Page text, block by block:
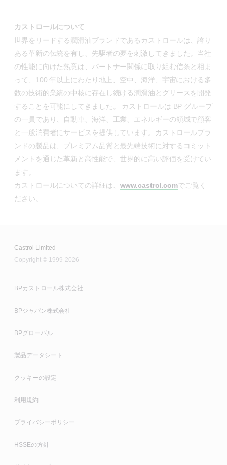
カストロールについて
世界をリードする潤滑油ブランドであるカストロールは、誇り
ある革新の伝統を有し、先駆者の夢を刺激してきました。当社
の性能に向けた熱意は、パートナー関係に取り組む信条と相ま
って、100 年以上にわたり地上、空中、海洋、宇宙における多
数の技術的業績の中核に存在し続ける潤滑油とグリースを開発
することを可能にしてきました。 カストロールは BP グループ
の一員であり、自動車、海洋、工業、エネルギーの領域で顧客
と一般消費者にサービスを提供しています。カストロールブラ
ンドの製品は、プレミアム品質と最先端技術に対するコミット
メントを通じた革新と高性能で、世界的に高い評価を受けてい
ます。
カストロールについての詳細は、 www.castrol.comでご覧く
ださい。
Castrol Limited
Copyright © 1999-2026
BPカストロール株式会社
BPジャパン株式会社
BPグローバル
製品データシート
クッキーの設定
利用規約
プライバシーポリシー
HSSEの方針